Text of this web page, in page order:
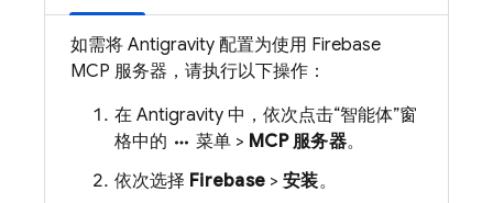
如需将 Antigravity 配置为使用 Firebase
MCP 服务器，请执行以下操作：
在 Antigravity 中，依次点击“智能体”窗
格中的 more_horiz 菜单 > MCP 服务器。
依次选择 Firebase >安装。